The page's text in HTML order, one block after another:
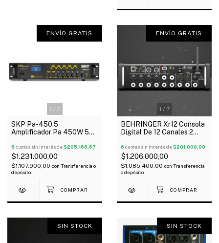
1 / 3
ENVÍO GRATIS
SKP Pa-450.5
Amplificador Pa 450W 5
6 cuotas sin interés de$205.166,67
$1.231.000,00
$1.107.900,00 con Transferencia o
depósito
1 / 7
ENVÍO GRATIS
BEHRINGER Xr12 Consola
Digital De 12 Canales 2
Oferta!
6 cuotas sin interés de$201.000,00
$1.206.000,00
$1.085.400,00 con Transferencia
o depósito
SIN STOCK SIN STOCK